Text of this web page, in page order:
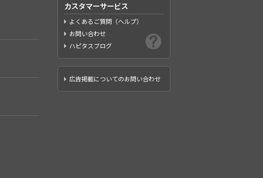
カスタマーサービス
よくあるご質問（ヘルプ）
お問い合わせ
ハピタスブログ
広告掲載についてのお問い合わせ